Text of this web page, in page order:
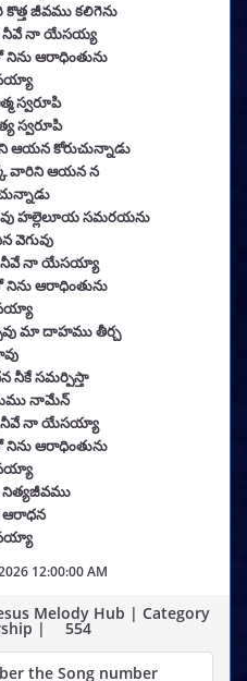
జీవము కలిగెను
నీవే నా యేసయ్య
ఆరాధింతును
స్వరూపి
స్వరూపి
ఆయన కోరుచున్నాడు
వారిని ఆయన న
హల్లెలూయ సమరయను
వెగువు
నీవే నా యేసయ్యా
ఆరాధింతును
మా దాహము తీర్చ
నీకే సమర్పిస్తా
నామేన్
నీవే నా యేసయ్యా
ఆరాధింతును
ఆరాధన
12:00:00 AM
Melody Hub | Category
| 554
the Song number